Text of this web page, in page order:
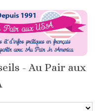
- Au Pair aux